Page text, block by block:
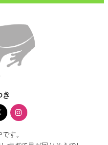
き
す。